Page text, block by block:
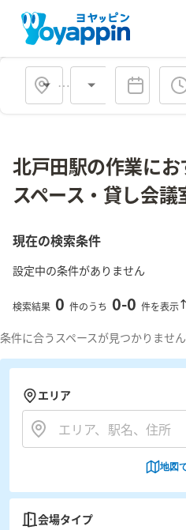
会場タイプ
北戸田駅の作業に
スペース・貸し会議
現在の検索条件
設定中の条件がありません
検索結果 0 件のうち 0-0 件を表示
条件に合うスペースが見つかりません
エリア
地図
会場タイプ